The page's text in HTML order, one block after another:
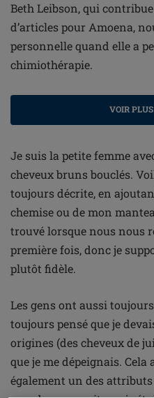
Beth Leibson, qui
d’articles pour Amoena,
personnelle quand elle a
chimiothérapie.
VOIR
Je suis la petite femme
cheveux bruns bouclés.
toujours décrite, en
chemise ou de mon
trouvé lorsque nous nous
première fois, donc je
plutôt fidèle.
Les gens ont aussi
toujours pensé que je
origines (des cheveux de
que je me dépeignais.
également un des